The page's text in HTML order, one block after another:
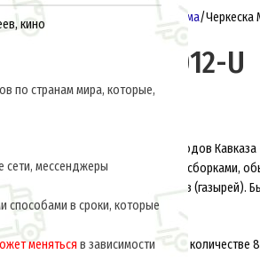
кино
по странам мира, которые,
сети, мессенджеры
способами в сроки, которые
меняться в зависимости
Главная Униформа Черкеска
Черкеска M1-012-U
ЧЕРКЕ́СКА – мужская одежда у народов
кафтан без воротника, в талию со сборками,
груди нашиты гнезда для патронов (газырей).
кубанскими казаками.
Примечание: Газырницы сделаны в количестве